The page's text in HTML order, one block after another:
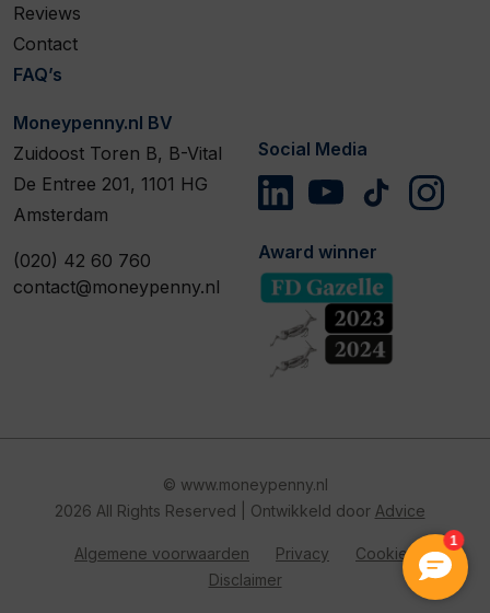
Reviews
Contact
FAQ’s
Moneypenny.nl BV
Zuidoost Toren B, B-Vital
De Entree 201, 1101 HG
Amsterdam
(020) 42 60 760
contact@moneypenny.nl
Social Media
Award winner
© www.moneypenny.nl
2026 All Rights Reserved | Ontwikkeld door Advice
Algemene voorwaarden Privacy
Cookies
Disclaimer